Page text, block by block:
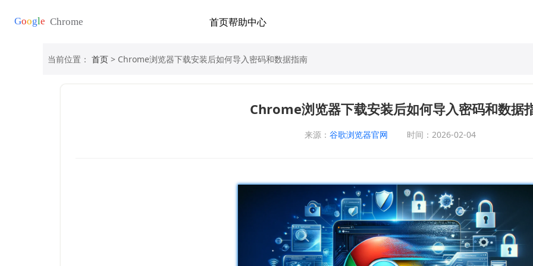
首页帮助中心
当前位置： 首页 > Chrome浏览器下载安装后如何导入密码和数据指南
Chrome浏览器下载安装后如何导入密码和数据
来源： 谷歌浏览器官网 时间：2026-02-04